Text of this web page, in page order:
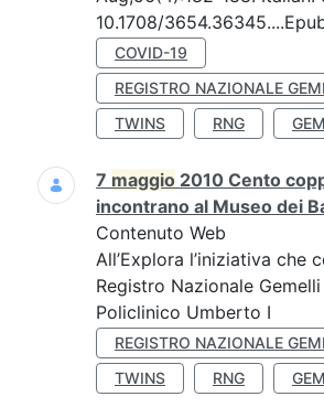
10.1708/
COVID-19
REGISTRO NAZIONALE
TWINS
RNG
7 maggio 2010 Cento
incontrano al Museo dei
Contenuto Web
All’Explora l’iniziativa che
Registro Nazionale Gemelli
Policlinico Umberto I
REGISTRO NAZIONALE
TWINS
RNG